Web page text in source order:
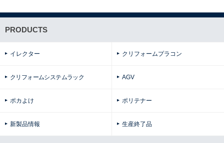
PRODUCTS
イレクター クリフォームプラコン
クリフォームシステムラック AGV
ポカよけ ポリテナー
新製品情報 生産終了品